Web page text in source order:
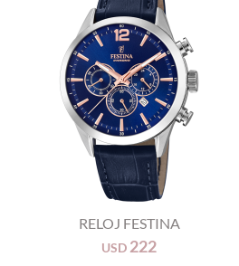
RELOJ FESTINA
USD 222